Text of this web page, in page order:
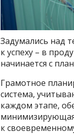
Задумались над
к успеху – в
начинается с
Грамотное
система,
каждом этапе,
минимизирующая
к